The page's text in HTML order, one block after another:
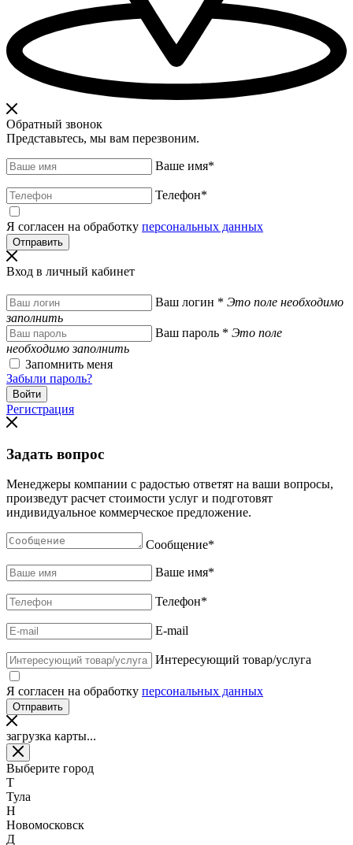
Обратный звонок
Представьтесь, мы вам перезвоним.
Ваше имя*
Телефон*
Я согласен на обработку персональных данных
Вход в личный кабинет
Ваш логин * Это поле необходимо
заполнить
Ваш пароль * Это поле
необходимо заполнить
Запомнить меня
Забыли пароль?
Регистрация
Задать вопрос
Менеджеры компании с радостью ответят на ваши вопросы,
произведут расчет стоимости услуг и подготовят
индивидуальное коммерческое предложение.
Сообщение*
Ваше имя*
Телефон*
E-mail
Интересующий товар/услуга
Я согласен на обработку персональных данных
загрузка карты...
Выберите город
Т
Тула
Н
Новомосковск
Д